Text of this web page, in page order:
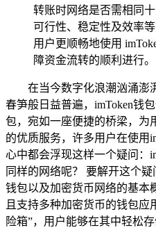
转账时网络是否需相同
可行性、稳定性及效率
用户更顺畅地使用
障资金流转的顺利进行。
在当今数字化浪潮汹涌澎
春笋般日益普遍，imToken钱
包，宛如一座便捷的桥梁，为
的优质服务，许多用户在使用
心中都会浮现这样一个疑问：
同样的网络呢？ 要解开这个
钱包以及加密货币网络的基本
且支持多种加密货币的钱包应
险箱”，用户能够在其中轻松